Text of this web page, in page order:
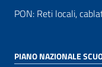
PON: Reti locali,
PIANO NAZIONALE